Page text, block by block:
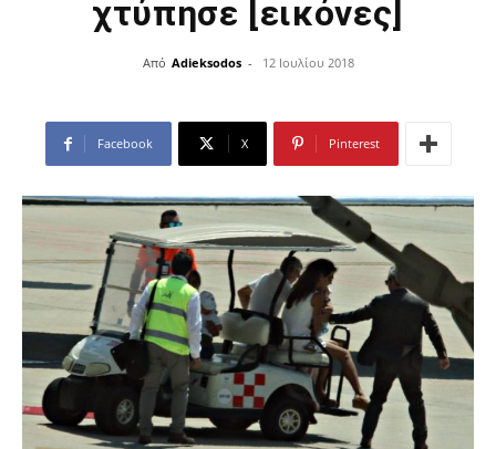
χτύπησε [εικόνες]
Από Adieksodos - 12 Ιουλίου 2018
Facebook X Pinterest